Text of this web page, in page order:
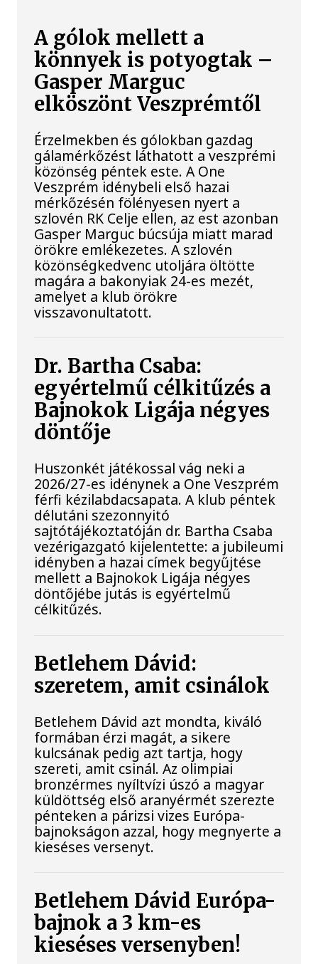
A gólok mellett a
könnyek is potyogtak –
Gasper Marguc
elköszönt Veszprémtől
Érzelmekben és gólokban gazdag
gálamérkőzést láthatott a veszprémi
közönség péntek este. A One
Veszprém idénybeli első hazai
mérkőzésén fölényesen nyert a
szlovén RK Celje ellen, az est azonban
Gasper Marguc búcsúja miatt marad
örökre emlékezetes. A szlovén
közönségkedvenc utoljára öltötte
magára a bakonyiak 24-es mezét,
amelyet a klub örökre
visszavonultatott.
Dr. Bartha Csaba:
egyértelmű célkitűzés a
Bajnokok Ligája négyes
döntője
Huszonkét játékossal vág neki a
2026/27-es idénynek a One Veszprém
férfi kézilabdacsapata. A klub péntek
délutáni szezonnyitó
sajtótájékoztatóján dr. Bartha Csaba
vezérigazgató kijelentette: a jubileumi
idényben a hazai címek begyűjtése
mellett a Bajnokok Ligája négyes
döntőjébe jutás is egyértelmű
célkitűzés.
Betlehem Dávid:
szeretem, amit csinálok
Betlehem Dávid azt mondta, kiváló
formában érzi magát, a sikere
kulcsának pedig azt tartja, hogy
szereti, amit csinál. Az olimpiai
bronzérmes nyíltvízi úszó a magyar
küldöttség első aranyérmét szerezte
pénteken a párizsi vizes Európa-
bajnokságon azzal, hogy megnyerte a
kieséses versenyt.
Betlehem Dávid Európa-
bajnok a 3 km-es
kieséses versenyben!